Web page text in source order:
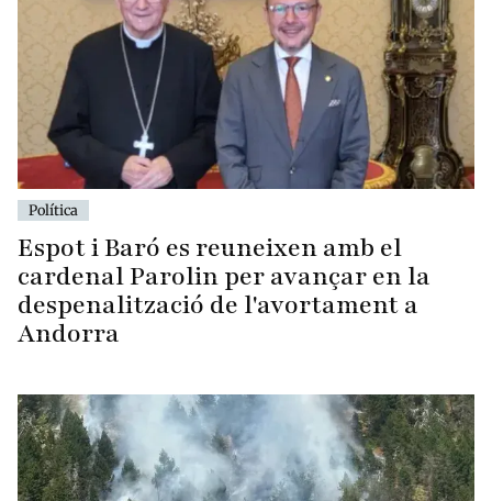
Política
Espot i Baró es reuneixen amb el
cardenal Parolin per avançar en la
despenalització de l'avortament a
Andorra